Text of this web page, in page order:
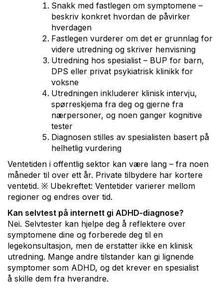
Snakk med fastlegen om symptomene –
beskriv konkret hvordan de påvirker
hverdagen
Fastlegen vurderer om det er grunnlag for
videre utredning og skriver henvisning
Utredning hos spesialist – BUP for barn,
DPS eller privat psykiatrisk klinikk for
voksne
Utredningen inkluderer klinisk intervju,
spørreskjema fra deg og gjerne fra
nærpersoner, og noen ganger kognitive
tester
Diagnosen stilles av spesialisten basert på
helhetlig vurdering
Ventetiden i offentlig sektor kan være lang – fra noen
måneder til over ett år. Private tilbydere har kortere
ventetid. ※ Ubekreftet: Ventetider varierer mellom
regioner og endres over tid.
Kan selvtest på internett gi ADHD-diagnose?
Nei. Selvtester kan hjelpe deg å reflektere over
symptomene dine og forberede deg til en
legekonsultasjon, men de erstatter ikke en klinisk
utredning. Mange andre tilstander kan gi lignende
symptomer som ADHD, og det krever en spesialist
å skille dem fra hverandre.